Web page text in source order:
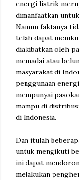
energi listrik
dimanfaatkan
Namun faktanya
telah dapat
diakibatkan oleh
memadai atau
masyarakat di
penggunaan
mempunyai
mampu di
di Indonesia.
Dan itulah
untuk mengikuti
ini dapat
melakukan